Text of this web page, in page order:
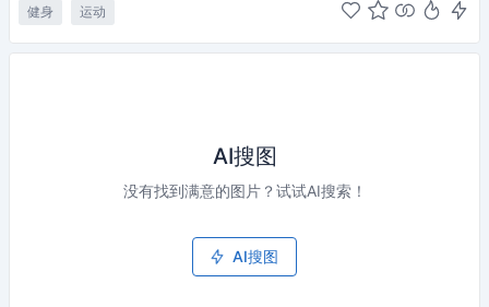
健身 运动
AI搜图
没有找到满意的图片？试试AI搜索！
AI搜图